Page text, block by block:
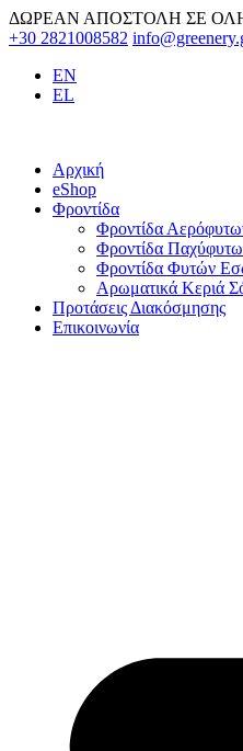
Skip
to
ΔΩΡΕΑΝ ΑΠΟΣΤΟΛΗ ΣΕ
+30 2821008582
EN
EL
Αρχική
eShop
Φροντίδα
Φροντίδα
Φροντίδα
Φροντίδα Φυτών
Αρωματικά Κεριά
Προτάσεις Διακόσμησης
Επικοινωνία